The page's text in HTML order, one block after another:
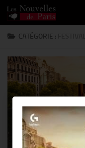
Skip to content
CATÉGORIE :